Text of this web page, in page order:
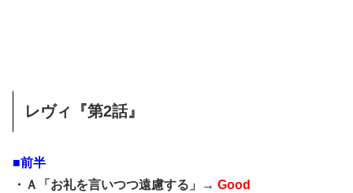
レヴィ『第2話』
■前半
・Ａ「お礼を言いつつ遠慮する」→ Good